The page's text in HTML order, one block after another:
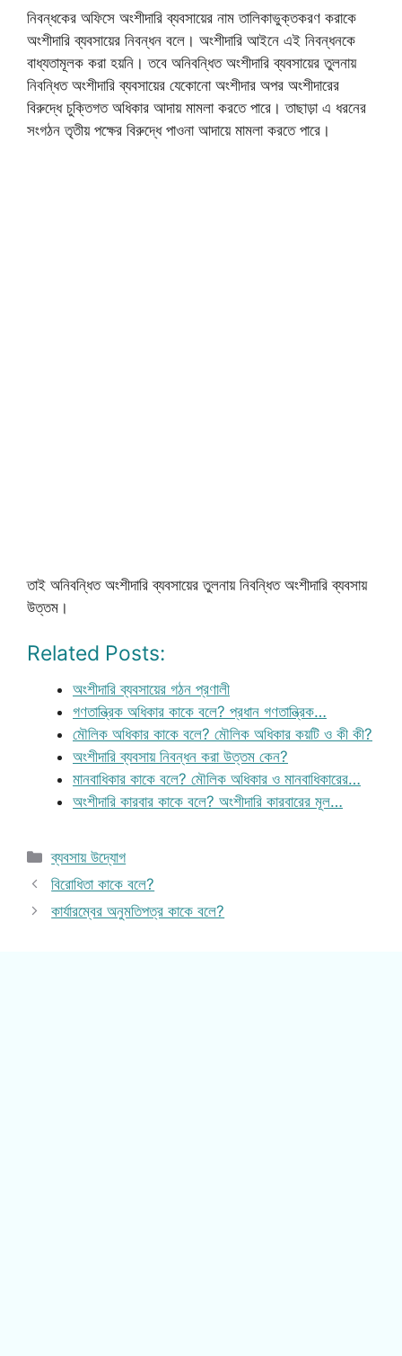
নিবন্ধকের অফিসে অংশীদারি ব্যবসায়ের নাম তালিকাভুক্তকরণ করাকে
অংশীদারি ব্যবসায়ের নিবন্ধন বলে। অংশীদারি আইনে এই নিবন্ধনকে
বাধ্যতামূলক করা হয়নি। তবে অনিবন্ধিত অংশীদারি ব্যবসায়ের তুলনায়
নিবন্ধিত অংশীদারি ব্যবসায়ের যেকোনো অংশীদার অপর অংশীদারের
বিরুদ্ধে চুক্তিগত অধিকার আদায় মামলা করতে পারে। তাছাড়া এ ধরনের
সংগঠন তৃতীয় পক্ষের বিরুদ্ধে পাওনা আদায়ে মামলা করতে পারে।
তাই অনিবন্ধিত অংশীদারি ব্যবসায়ের তুলনায় নিবন্ধিত অংশীদারি ব্যবসায়
উত্তম।
Related Posts:
অংশীদারি ব্যবসায়ের গঠন প্রণালী
গণতান্ত্রিক অধিকার কাকে বলে? প্রধান গণতান্ত্রিক…
মৌলিক অধিকার কাকে বলে? মৌলিক অধিকার কয়টি ও কী কী?
অংশীদারি ব্যবসায় নিবন্ধন করা উত্তম কেন?
মানবাধিকার কাকে বলে? মৌলিক অধিকার ও মানবাধিকারের…
অংশীদারি কারবার কাকে বলে? অংশীদারি কারবারের মূল…
Categories
ব্যবসায় উদ্যোগ
বিরোধিতা কাকে বলে?
কার্যারম্বের অনুমতিপত্র কাকে বলে?